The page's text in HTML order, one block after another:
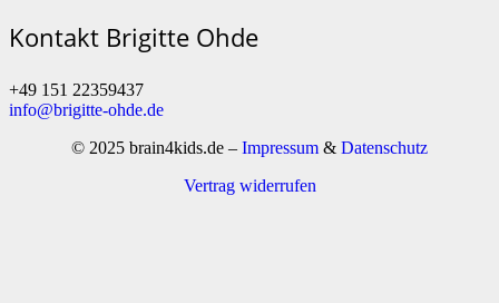
Kontakt Brigitte Ohde
+49 151 22359437
info@brigitte-ohde.de
© 2025 brain4kids.de – Impressum & Datenschutz
Vertrag widerrufen